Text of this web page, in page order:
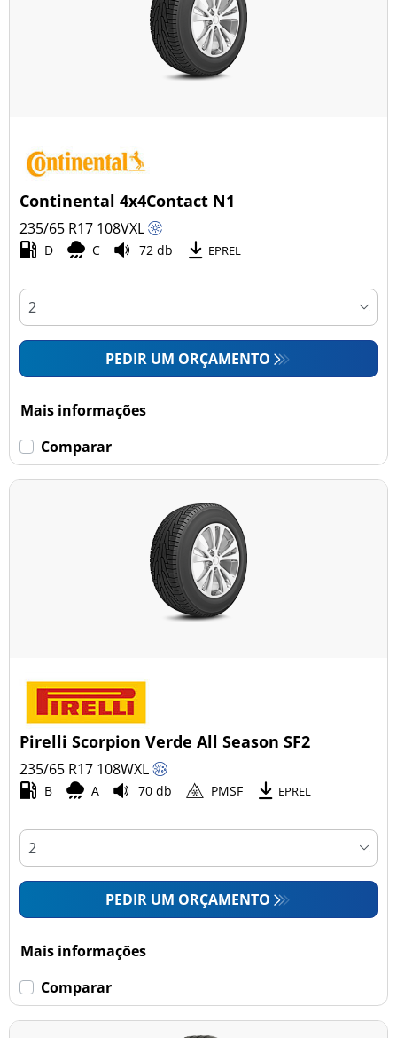
Continental 4x4Contact N1
235/65 R17 108VXL
D C 72 db EPREL
PEDIR UM ORÇAMENTO
Mais informações
Comparar
Pirelli Scorpion Verde All Season SF2
235/65 R17 108WXL
B A 70 db PMSF EPREL
PEDIR UM ORÇAMENTO
Mais informações
Comparar